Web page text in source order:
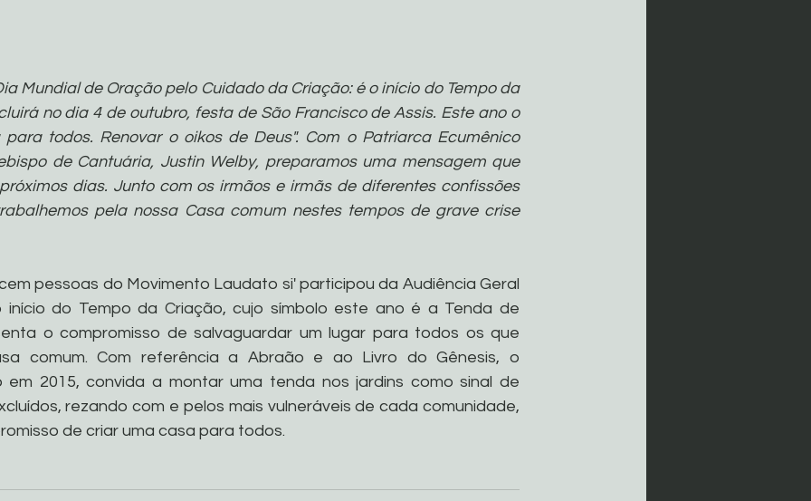
Mundial de Oração pelo Cuidado da Criação: é o início do Tempo da
no dia 4 de outubro, festa de São Francisco de Assis. Este ano o
todos. Renovar o oikos de Deus". Com o Patriarca Ecumênico
de Cantuária, Justin Welby, preparamos uma mensagem que
dias. Junto com os irmãos e irmãs de diferentes confissões
pela nossa Casa comum nestes tempos de grave crise
pessoas do Movimento Laudato si' participou da Audiência Geral
do Tempo da Criação, cujo símbolo este ano é a Tenda de
o compromisso de salvaguardar um lugar para todos os que
comum. Com referência a Abraão e ao Livro do Gênesis, o
em 2015, convida a montar uma tenda nos jardins como sinal de
rezando com e pelos mais vulneráveis ​​de cada comunidade,
de criar uma casa para todos.